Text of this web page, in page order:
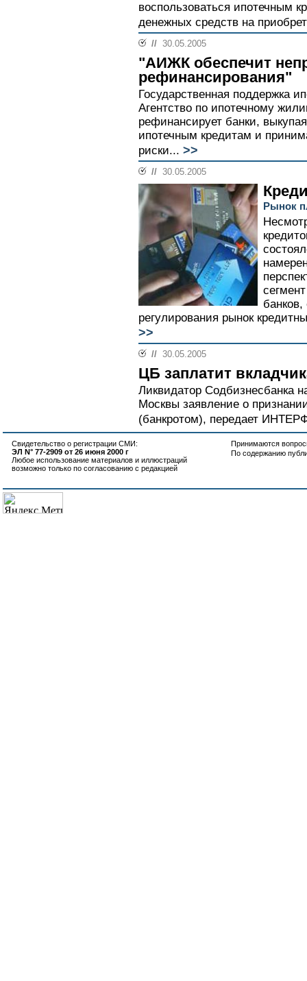
воспользоваться ипотечным
денежных средств на
// 30.05.2005
"АИЖК обеспечит
рефинансирования"
Государственная поддержка
Агентство по ипотечному
рефинансирует банки,
ипотечным кредитам и
риски... >>
// 30.05.2005
Рынок
регулирования рынок
>>
// 30.05.2005
ЦБ заплатит
Ликвидатор Содбизнесбанка
Москвы заявление о
(банкротом), передает
Свидетельство о регистрации СМИ:
ЭЛ N° 77-2909 от 26 июня 2000 г
Любое использование материалов и иллюстраций
возможно только по согласованию с редакцией
Принимаются
По содержанию